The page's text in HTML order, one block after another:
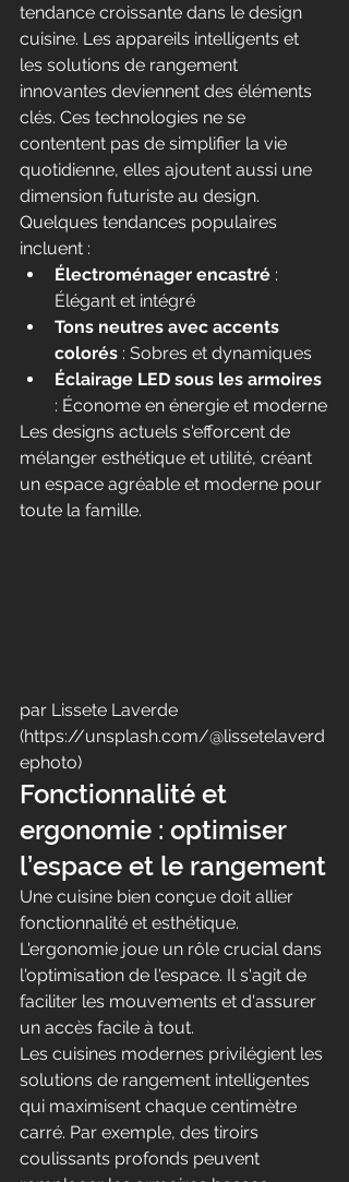
tendance croissante dans le design
cuisine. Les appareils intelligents et
les solutions de rangement
innovantes deviennent des éléments
clés. Ces technologies ne se
contentent pas de simplifier la vie
quotidienne, elles ajoutent aussi une
dimension futuriste au design.
Quelques tendances populaires
incluent :
Électroménager encastré :
Élégant et intégré
Tons neutres avec accents
colorés : Sobres et dynamiques
Éclairage LED sous les armoires
: Économe en énergie et moderne
Les designs actuels s'efforcent de
mélanger esthétique et utilité, créant
un espace agréable et moderne pour
toute la famille.
par Lissete Laverde
(https://unsplash.com/@lissetelaverd
ephoto)
Fonctionnalité et
ergonomie : optimiser
l’espace et le rangement
Une cuisine bien conçue doit allier
fonctionnalité et esthétique.
L'ergonomie joue un rôle crucial dans
l'optimisation de l'espace. Il s'agit de
faciliter les mouvements et d'assurer
un accès facile à tout.
Les cuisines modernes privilégient les
solutions de rangement intelligentes
qui maximisent chaque centimètre
carré. Par exemple, des tiroirs
coulissants profonds peuvent